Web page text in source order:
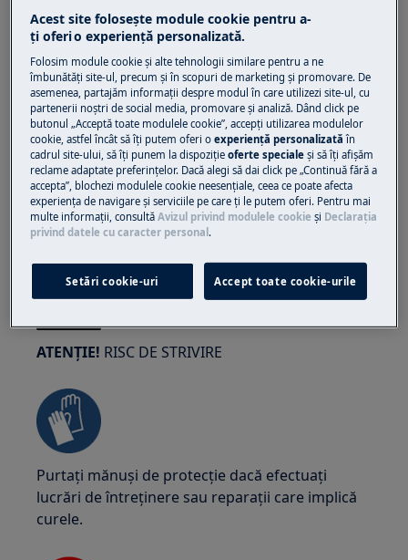
ATENȚIE!RISC DE LEZIUNI OCULARE
Purtați ochelari de protecție dacă efectuați
lucrări de întreținere sau reparații care implică
arcuri.
ATENȚIE! RISC DE STRIVIRE
Purtați mănuși de protecție dacă efectuați
lucrări de întreținere sau reparații care implică
curele.
Acest site folosește module cookie pentru a-
ţi oferi o experienţă personalizată.
Folosim module cookie și alte tehnologii similare pentru a ne
îmbunătăţi site-ul, precum și în scopuri de marketing și promovare. De
asemenea, partajăm informaţii despre modul în care utilizezi site-ul, cu
partenerii noștri de social media, promovare și analiză. Dând click pe
butonul „Acceptă toate modulele cookie”, accepţi utilizarea modulelor
cookie, astfel încât să îţi putem oferi oexperienţă personalizată în
cadrul site-ului, să îţi punem la dispoziţieoferte speciale și să îţi afișăm
reclame adaptate preferinţelor. Dacă alegi să dai click pe „Continuă fără a
accepta”, blochezi modulele cookie neesenţiale, ceea ce poate afecta
experienţa de navigare și serviciile pe care ţi le putem oferi. Pentru mai
multe informaţii, consultăAvizul privind modulele cookie și Declaraţia
privind datele cu caracter personal .
Setări cookie-uri Accept toate cookie-urile